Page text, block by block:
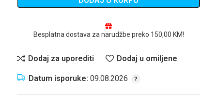
Besplatna dostava za narudžbe preko 150,00 KM!
Dodaj za uporediti Dodaj u omiljene
Datum isporuke: 09.08.2026